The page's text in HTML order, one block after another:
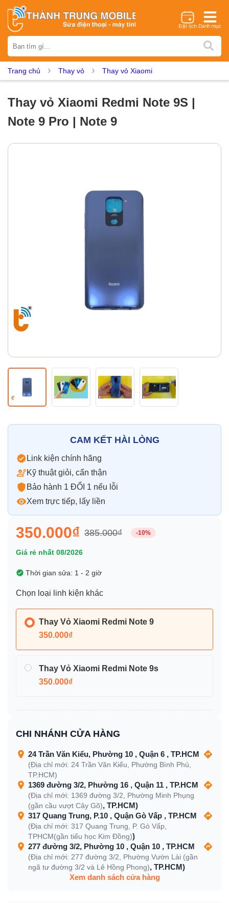
iPhone Samsung Oppo Xiaomi Realme Vivo
Vsmart Nokia
Thay màn hình
Thay loa Thay kính lưng Thay vỏ Thay chân sạc
Màn hình iPhone Màn hình Samsung
Màn hình Xiaomi Màn hình Realme
Màn hình Vsmart
Pin Realme
Trang chủ Thay vỏ Thay vỏ Xiaomi
Thay vỏ Xiaomi Redmi Note 9S |
Note 9 Pro | Note 9
CAM KẾT HÀI LÒNG
Link kiện chính hãng
Kỹ thuật giỏi, cẩn thận
Bảo hành 1 ĐỔI 1 nếu lỗi
Xem trực tiếp, lấy liền
350.000₫ 385.000₫ -10%
Giá rẻ nhất 08/2026
Thời gian sửa: 1 - 2 giờ
Chọn loại linh kiện khác
Thay Vỏ Xiaomi Redmi Note 9
350.000₫
Thay Vỏ Xiaomi Redmi Note 9s
350.000₫
CHI NHÁNH CỬA HÀNG
24 Trần Văn Kiểu, Phường 10 , Quận 6 , TP.HCM
(Địa chỉ mới: 24 Trần Văn Kiểu, Phường Bình Phú,
TP.HCM)
1369 đường 3/2, Phường 16 , Quận 11 , TP.HCM
(Địa chỉ mới: 1369 đường 3/2, Phường Minh Phụng
(gần cầu vượt Cây Gõ), TP.HCM)
317 Quang Trung, P.10 , Quận Gò Vấp , TP.HCM
(Địa chỉ mới: 317 Quang Trung, P. Gò Vấp,
TPHCM(gần tiểu học Kim Đồng))
277 đường 3/2, Phường 10 , Quận 10 , TP.HCM
(Địa chỉ mới: 277 đường 3/2, Phường Vườn Lài (gần
ngã tư đường 3/2 và Lê Hồng Phong), TP.HCM)
Xem danh sách cửa hàng